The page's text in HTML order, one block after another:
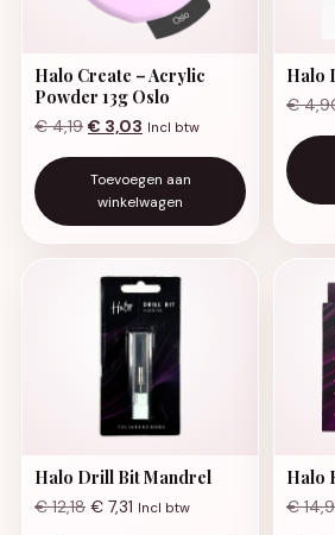
Halo Create – Acrylic
Powder 13g Oslo
€4,19 Oorspronkelijke prijs was: € 4,19.
€ 3,03 Huidige prijs is: € 3,03.
Incl btw
Toevoegen aan
winkelwagen
Halo
€
Halo Drill Bit Mandrel
€12,18 € 7,31 Incl btw
Halo
€